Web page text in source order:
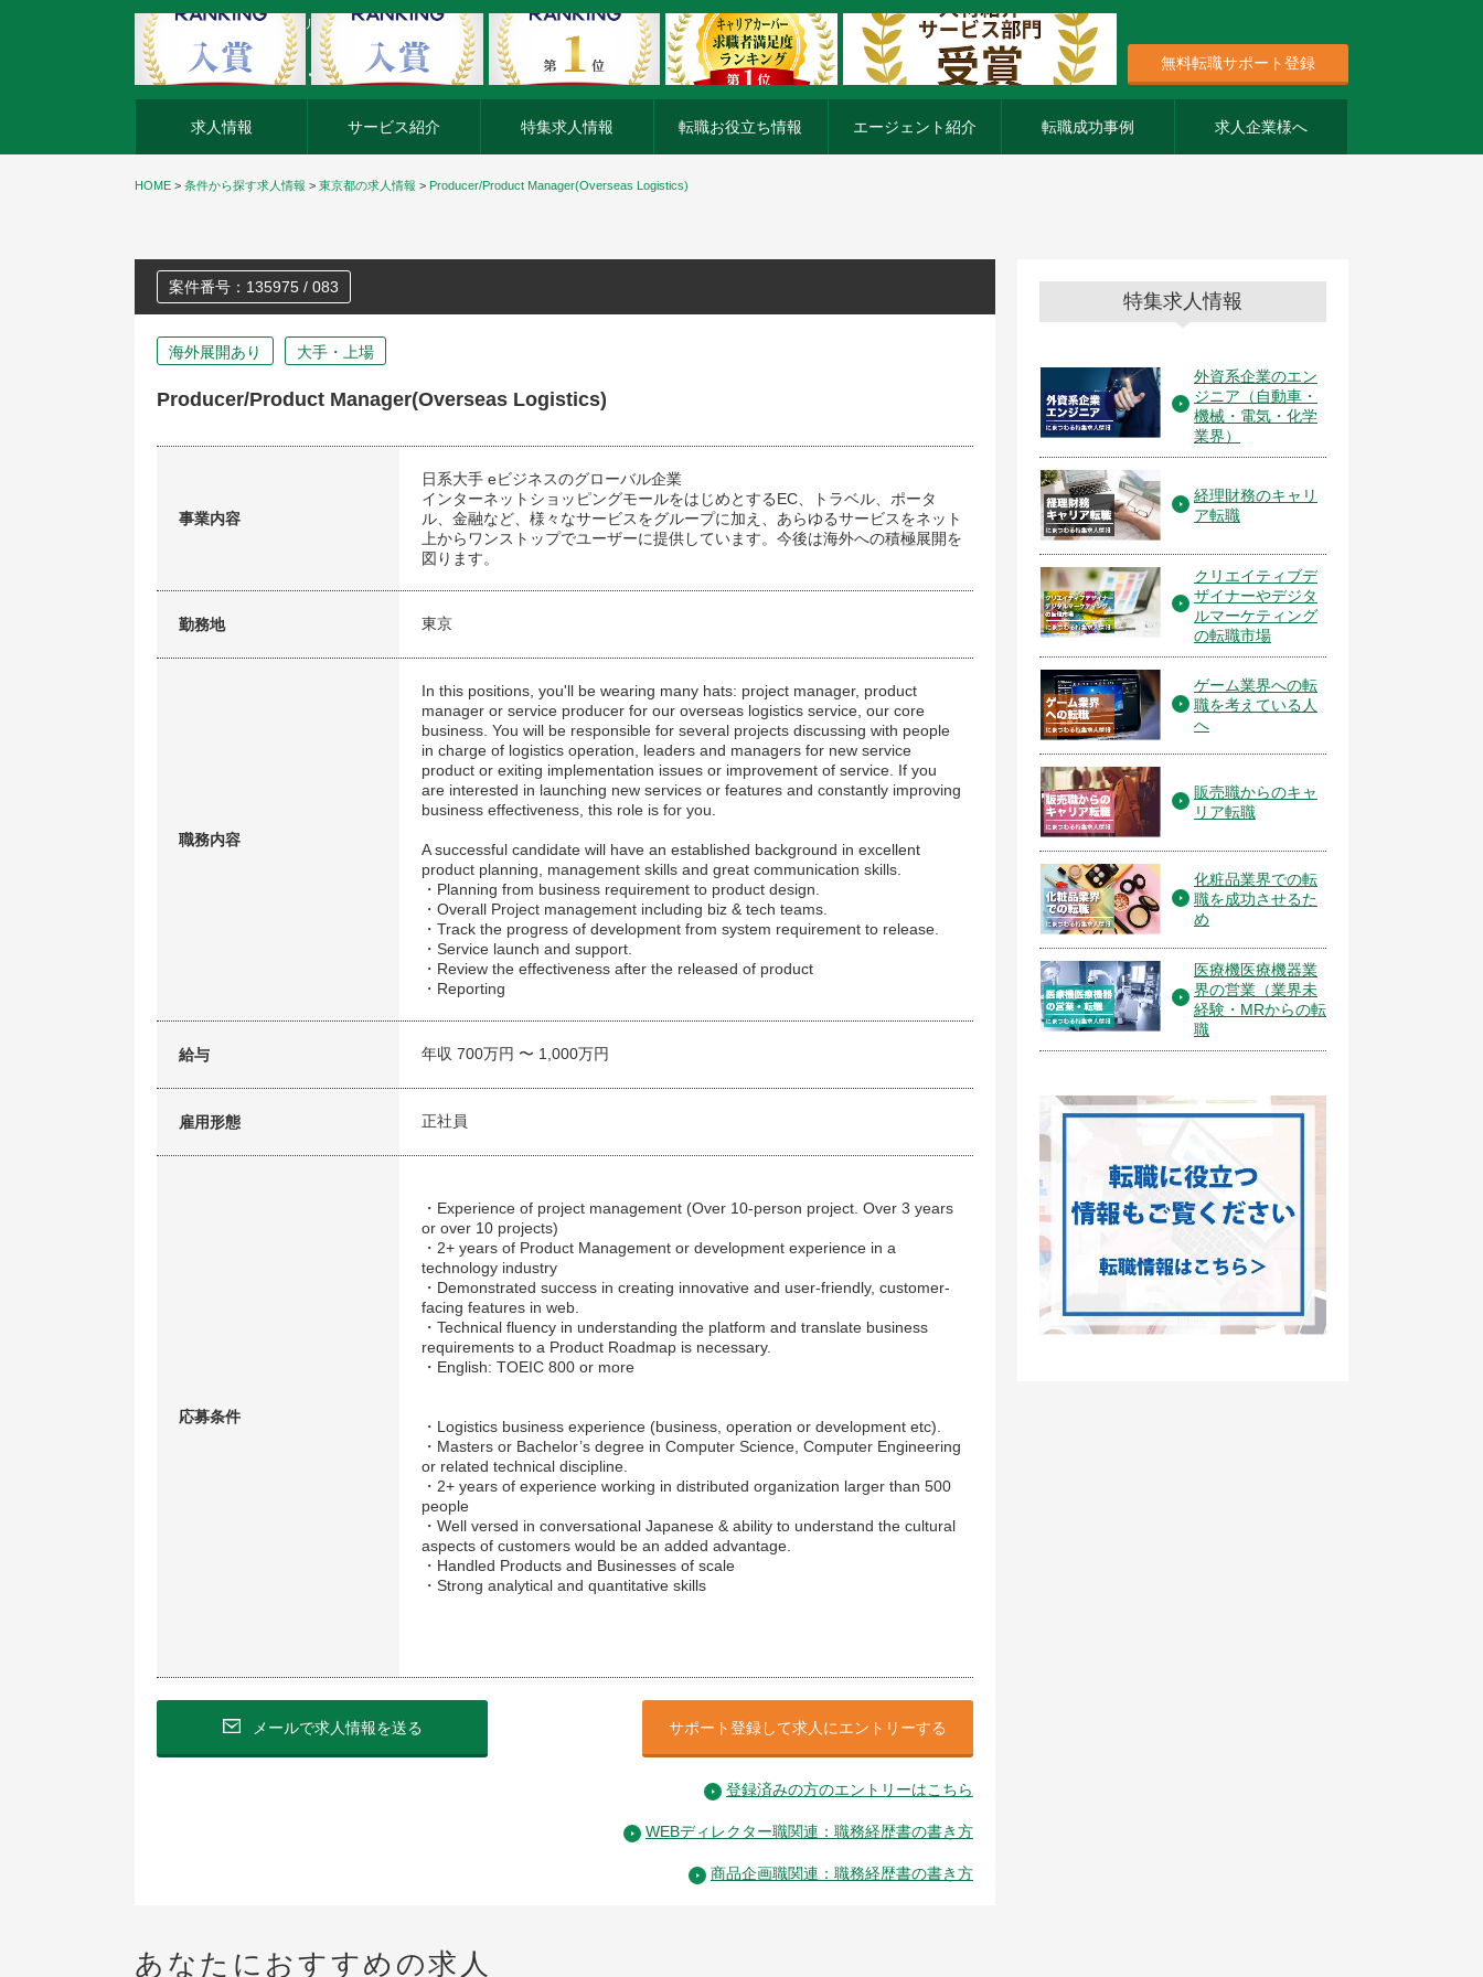
外資系企業の転職・キャリア転職ならアージスジャパン
無料転職サポート登録
求人情報 サービス紹介 特集求人情報 転職お役立ち情報 エージェント紹介 転職成功事例 求人企業様へ
HOME > 条件から探す求人情報 > 東京都の求人情報 > Producer/Product Manager(Overseas Logistics)
案件番号：135975 / 083
海外展開あり 大手・上場
Producer/Product Manager(Overseas Logistics)
事業内容
日系大手 eビジネスのグローバル企業
インターネットショッピングモールをはじめとするEC、トラベル、ポータ
ル、金融など、様々なサービスをグループに加え、あらゆるサービスをネット
上からワンストップでユーザーに提供しています。今後は海外への積極展開を
図ります。
勤務地 東京
職務内容
In this positions, you'll be wearing many hats: project manager, product
manager or service producer for our overseas logistics service, our core
business. You will be responsible for several projects discussing with people
in charge of logistics operation, leaders and managers for new service
product or exiting implementation issues or improvement of service. If you
are interested in launching new services or features and constantly improving
business effectiveness, this role is for you.
A successful candidate will have an established background in excellent
product planning, management skills and great communication skills.
・Planning from business requirement to product design.
・Overall Project management including biz & tech teams.
・Track the progress of development from system requirement to release.
・Service launch and support.
・Review the effectiveness after the released of product
・Reporting
給与 年収 700万円 〜 1,000万円
雇用形態 正社員
応募条件
・Experience of project management (Over 10-person project. Over 3 years
or over 10 projects)
・2+ years of Product Management or development experience in a
technology industry
・Demonstrated success in creating innovative and user-friendly, customer-
facing features in web.
・Technical fluency in understanding the platform and translate business
requirements to a Product Roadmap is necessary.
・English: TOEIC 800 or more
・Logistics business experience (business, operation or development etc).
・Masters or Bachelor’s degree in Computer Science, Computer Engineering
or related technical discipline.
・2+ years of experience working in distributed organization larger than 500
people
・Well versed in conversational Japanese & ability to understand the cultural
aspects of customers would be an added advantage.
・Handled Products and Businesses of scale
・Strong analytical and quantitative skills
メールで求人情報を送る サポート登録して求人にエントリーする
登録済みの方のエントリーはこちら
WEBディレクター職関連：職務経歴書の書き方
商品企画職関連：職務経歴書の書き方
あなたにおすすめの求人
特集求人情報
外資系企業のエン
ジニア（自動車・
機械・電気・化学
業界）
経理財務のキャリ
ア転職
クリエイティブデ
ザイナーやデジタ
ルマーケティング
の転職市場
ゲーム業界への転
職を考えている人
へ
販売職からのキャ
リア転職
化粧品業界での転
職を成功させるた
め
医療機医療機器業
界の営業（業界未
経験・MRからの転
職